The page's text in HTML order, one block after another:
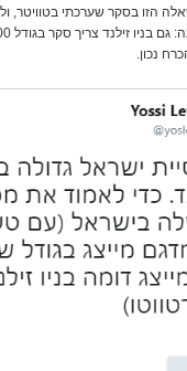
הזו בסקר שערכתי בטוויטר,
נכון.